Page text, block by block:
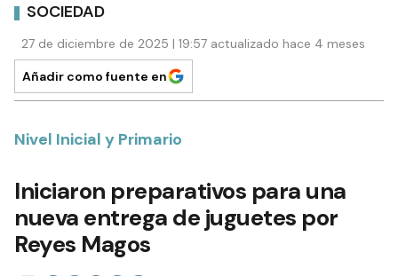
SOCIEDAD
27 de diciembre de 2025 | 19:57 actualizado hace 4 meses
Añadir como fuente en
Nivel Inicial y Primario
Iniciaron preparativos para una
nueva entrega de juguetes por
Reyes Magos